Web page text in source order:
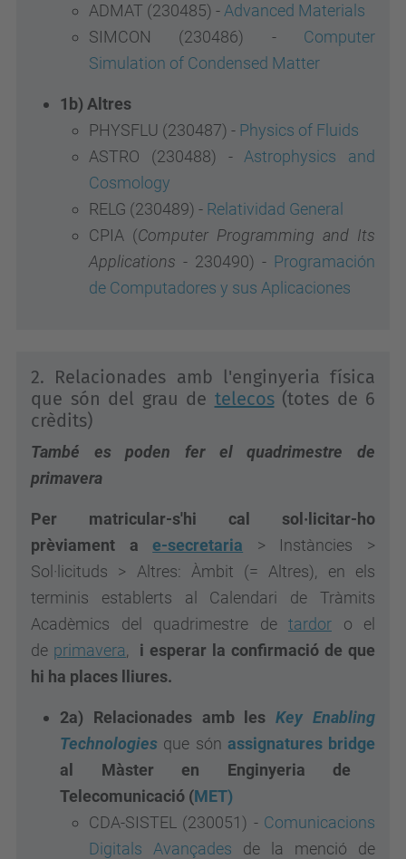
ADMAT (230485) - Advanced Materials
SIMCON (230486) - Computer
Simulation of Condensed Matter
1b) Altres
PHYSFLU (230487) - Physics of Fluids
ASTRO (230488) - Astrophysics and
Cosmology
RELG (230489) - Relatividad General
CPIA (Computer Programming and Its
Applications - 230490) - Programación
de Computadores y sus Aplicaciones
2. Relacionades amb l'enginyeria física
que són del grau de telecos(totes de 6
crèdits)
També es poden fer el quadrimestre de
primavera
Per matricular-s'hi cal sol·licitar-ho
prèviament ae-secretaria > Instàncies >
Sol·licituds > Altres: Àmbit (= Altres), en els
terminis establerts al Calendari de Tràmits
Acadèmics del quadrimestre de tardor o el
de primavera, i esperar la confirmació de que
hi ha places lliures.
2a) Relacionades amb lesKey Enabling
Technologies que són assignatures bridge
al Màster en Enginyeria de
Telecomunicació (MET)
CDA-SISTEL (230051) - Comunicacions
Digitals Avançades de la menció de